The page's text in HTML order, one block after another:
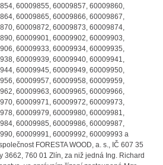
60009855, 60009857, 60009860,
60009865, 60009866, 60009867,
60009872, 60009873, 60009874,
60009901, 60009902, 60009903,
60009933, 60009934, 60009935,
60009939, 60009940, 60009941,
60009945, 60009949, 60009950,
60009957, 60009958, 60009959,
60009963, 60009965, 60009966,
60009971, 60009972, 60009973,
60009979, 60009980, 60009981,
60009985, 60009986, 60009987,
60009991, 60009992, 60009993 a
FORESTA WOOD, a. s., IČ 607 35
3662, 760 01 Zlín, za niž jedná Ing. Richard